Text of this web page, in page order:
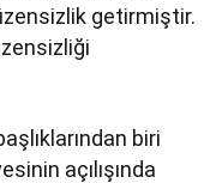
getirmiştir.
biri
açılışında